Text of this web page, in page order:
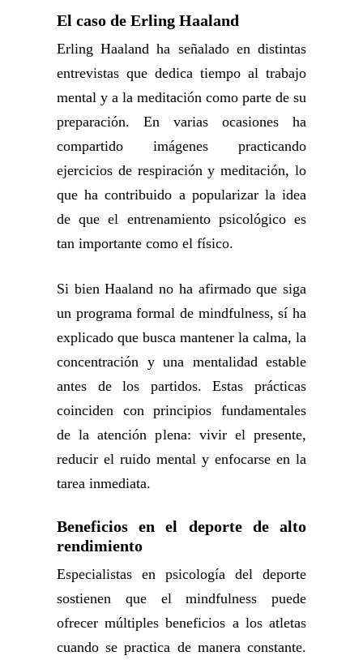
El caso de Erling Haaland
Erling Haaland ha señalado en distintas
entrevistas que dedica tiempo al trabajo
mental y a la meditación como parte de su
preparación. En varias ocasiones ha
compartido imágenes practicando
ejercicios de respiración y meditación, lo
que ha contribuido a popularizar la idea
de que el entrenamiento psicológico es
tan importante como el físico.
Si bien Haaland no ha afirmado que siga
un programa formal de mindfulness, sí ha
explicado que busca mantener la calma, la
concentración y una mentalidad estable
antes de los partidos. Estas prácticas
coinciden con principios fundamentales
de la atención plena: vivir el presente,
reducir el ruido mental y enfocarse en la
tarea inmediata.
Beneficios en el deporte de alto
rendimiento
Especialistas en psicología del deporte
sostienen que el mindfulness puede
ofrecer múltiples beneficios a los atletas
cuando se practica de manera constante.